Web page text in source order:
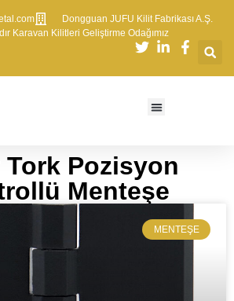
​Dongguan JUFU Kilit Fabrikası A.Ş.
Karavan Kilitleri Geliştirme Odağımız
Tork Pozisyon
Menteşe​​
MENTEŞE​